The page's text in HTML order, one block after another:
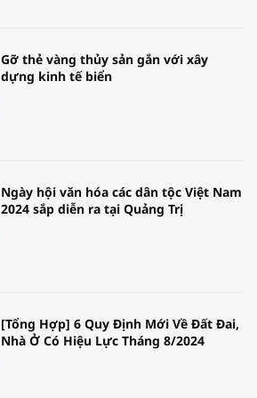
Gỡ thẻ vàng thủy sản gắn với xây
dựng kinh tế biển
Ngày hội văn hóa các dân tộc Việt Nam
2024 sắp diễn ra tại Quảng Trị
[Tổng Hợp] 6 Quy Định Mới Về Đất Đai,
Nhà Ở Có Hiệu Lực Tháng 8/2024